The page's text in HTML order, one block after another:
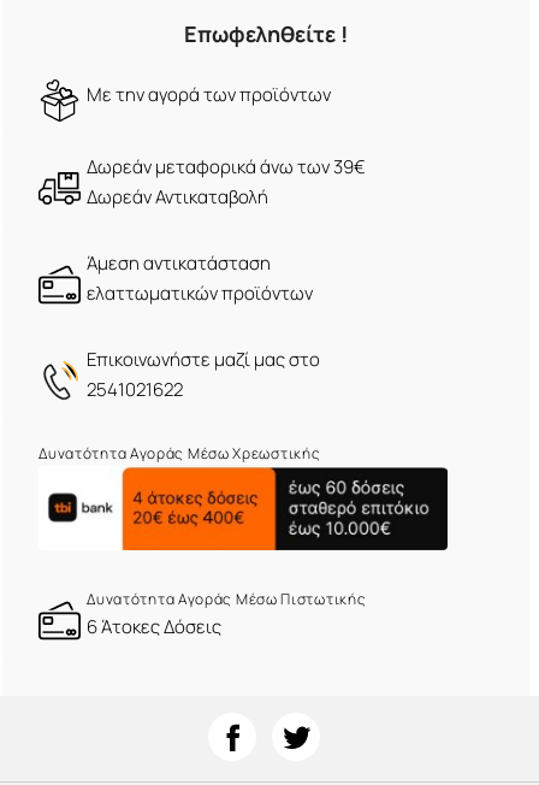
Επωφεληθείτε !
Mε την αγορά των προϊόντων
Δωρεάν μεταφορικά άνω των 39€
Δωρεάν Αντικαταβολή
Άμεση αντικατάσταση
ελαττωματικών προϊόντων
Eπικοινωνήστε μαζί μας στο
2541021622
Δυνατότητα Αγοράς Μέσω Χρεωστικής
Δυνατότητα Αγοράς Μέσω Πιστωτικής
6 Άτοκες Δόσεις